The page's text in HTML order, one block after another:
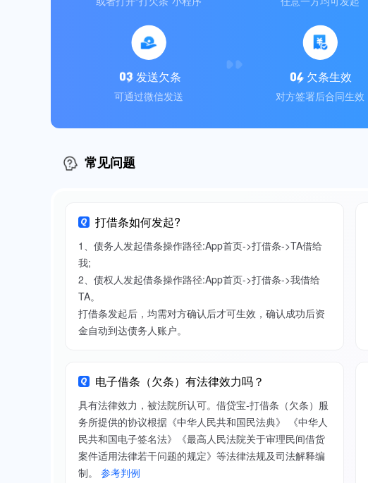
发送欠条
可通过微信发送
欠条生效
对方签署后合同生效
常见问题
打借条如何发起?
1、债务人发起借条操作路径:App首页->打借条->TA借给
我;
2、债权人发起借条操作路径:App首页->打借条->我借给
TA。
打借条发起后，均需对方确认后才可生效，确认成功后资
金自动到达债务人账户。
电子借条（欠条）有法律效力吗？
具有法律效力，被法院所认可。借贷宝-打借条（欠条）服
务所提供的协议根据《中华人民共和国民法典》 《中华人
民共和国电子签名法》《最高人民法院关于审理民间借货
案件适用法律若干问题的规定》等法律法规及司法解释编
制。 参考判例